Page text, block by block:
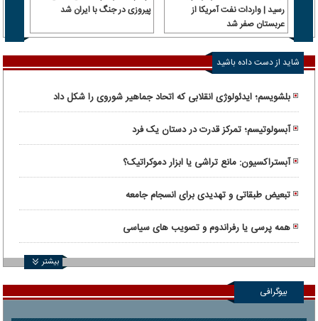
رسید | واردات نفت آمریکا از
عربستان صفر شد
پیروزی در جنگ با ایران شد
شاید از دست داده باشید
بلشویسم؛ ایدئولوژی انقلابی که اتحاد جماهیر شوروی را شکل داد
آبسولوتیسم؛ تمرکز قدرت در دستان یک فرد
آبستراکسیون: مانع تراشی یا ابزار دموکراتیک؟
تبعیض طبقاتی و تهدیدی برای انسجام جامعه
همه پرسی یا رفراندوم و تصویب های سیاسی
بیشتر
بیوگرافی